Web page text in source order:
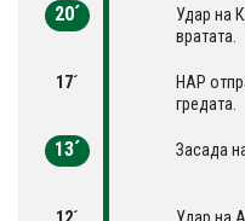
20´
Удар на
вратата.
17´
НАР
гредата.
13´ Засада